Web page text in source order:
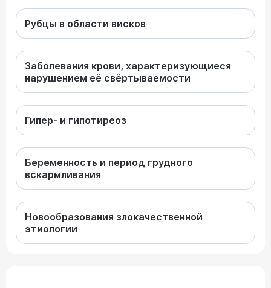
Рубцы в области висков
Заболевания крови, характеризующиеся
нарушением её свёртываемости
Гипер- и гипотиреоз
Беременность и период грудного
вскармливания
Новообразования злокачественной
этиологии